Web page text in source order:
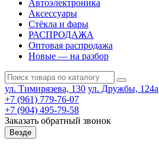
Автоэлектроника
Аксессуары
Стёкла и фары
РАСПРОДАЖА
Оптовая распродажа
Новые — на разбор
ул. Тимирязева, 130 ул. Дружбы, 124а
+7 (961) 779-76-07
+7 (904) 495-79-58
Заказать обратный звонок
Везде